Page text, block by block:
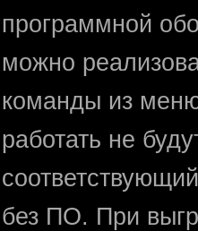
программной
можно
команды из
работать не
без ПО. При